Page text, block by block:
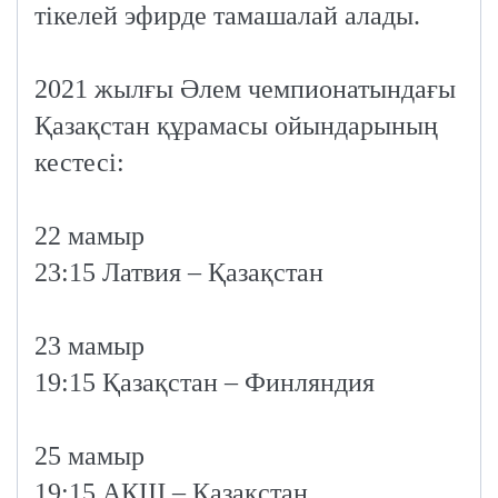
тікелей эфирде тамашалай алады.
2021 жылғы Әлем чемпионатындағы
Қазақстан құрамасы ойындарының
кестесі:
22 мамыр
23:15 Латвия – Қазақстан
23 мамыр
19:15 Қазақстан – Финляндия
25 мамыр